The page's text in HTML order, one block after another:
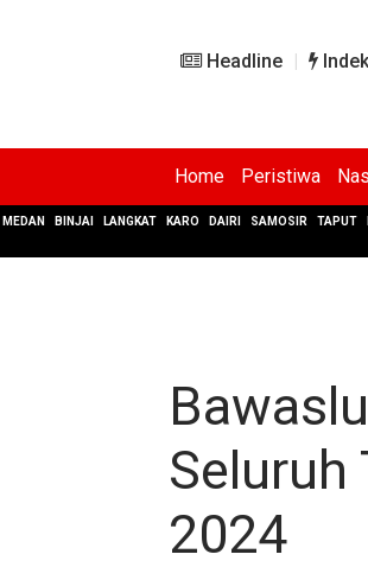
Headline
Home Peristiwa
MEDAN BINJAI LANGKAT KARO DAIRI SAMOSIR TAPUT
Seluruh
2024